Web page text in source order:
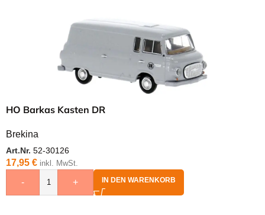
HO Barkas Kasten DR
Brekina
Art.Nr. 52-30126
17,95 € inkl. MwSt.
- + IN DEN WARENKORB